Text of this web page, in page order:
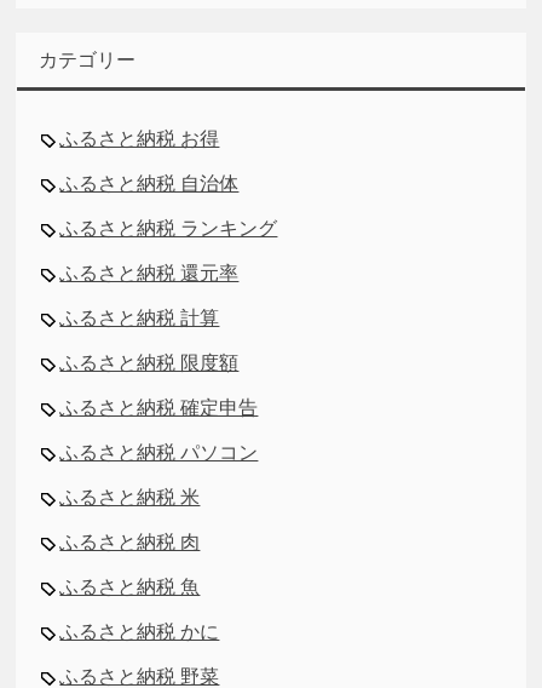
カテゴリー
ふるさと納税 お得
ふるさと納税 自治体
ふるさと納税 ランキング
ふるさと納税 還元率
ふるさと納税 計算
ふるさと納税 限度額
ふるさと納税 確定申告
ふるさと納税 パソコン
ふるさと納税 米
ふるさと納税 肉
ふるさと納税 魚
ふるさと納税 かに
ふるさと納税 野菜